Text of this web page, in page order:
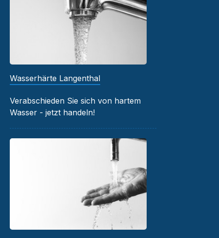
Wasserhärte Langenthal
Verabschieden Sie sich von hartem
Wasser - jetzt handeln!